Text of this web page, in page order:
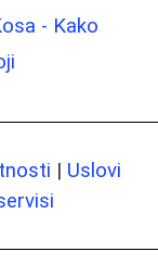
- Kako
| Uslovi